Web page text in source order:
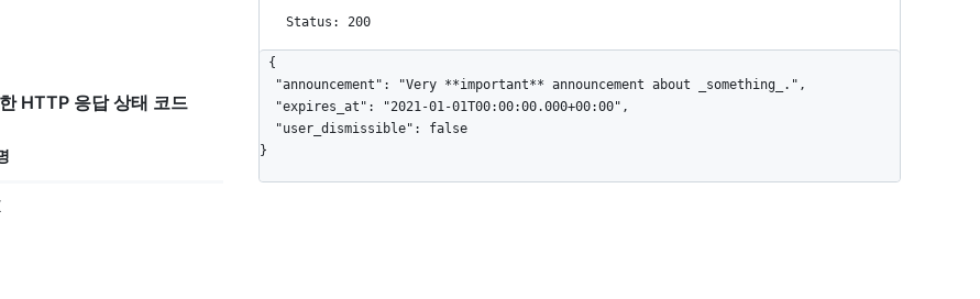
HTTP 응답 상태 코드
Status: 200
{
}